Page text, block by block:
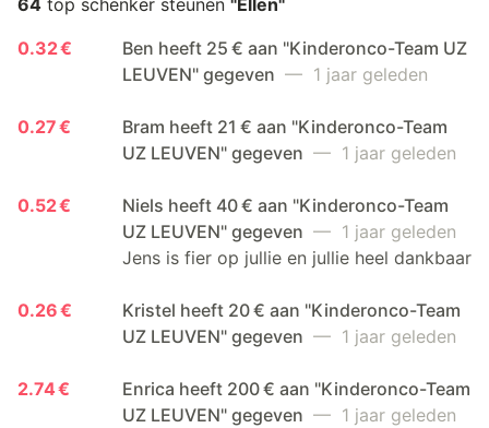
0.32 €
Ben heeft 25 € aan "Kinderonco-Team UZ
LEUVEN" gegeven — 1 jaar geleden
0.27 €
Bram heeft 21 € aan "Kinderonco-Team
UZ LEUVEN" gegeven — 1 jaar geleden
0.52 €
Niels heeft 40 € aan "Kinderonco-Team
UZ LEUVEN" gegeven — 1 jaar geleden
Jens is fier op jullie en jullie heel dankbaar
0.26 €
Kristel heeft 20 € aan "Kinderonco-Team
UZ LEUVEN" gegeven — 1 jaar geleden
2.74 €
Enrica heeft 200 € aan "Kinderonco-Team
UZ LEUVEN" gegeven — 1 jaar geleden